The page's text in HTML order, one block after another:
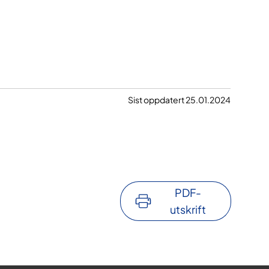
Sist oppdatert 25.01.2024
PDF-
utskrift